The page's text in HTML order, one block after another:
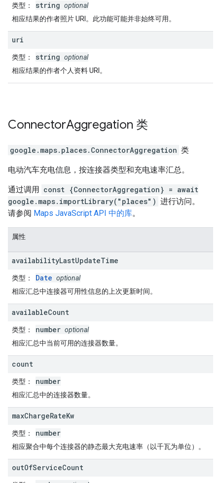
类型 ： string optional
相应结果的作者照片 URI。此功能可能并非始终可用。
uri
类型 ： string optional
相应结果的作者个人资料 URI。
ConnectorAggregation 类
google.maps.places. ConnectorAggregation 类
电动汽车充电信息，按连接器类型和充电速率汇总。
通过调用 const {ConnectorAggregation} = await
google.maps.importLibrary("places") 进行访问。
请参阅 Maps JavaScript API 中的库。
属性
availabilityLastUpdateTime
类型 ： Date optional
相应汇总中连接器可用性信息的上次更新时间。
availableCount
类型 ： number optional
相应汇总中当前可用的连接器数量。
count
类型 ： number
相应汇总中的连接器数量。
maxChargeRateKw
类型 ： number
相应聚合中每个连接器的静态最大充电速率（以千瓦为单位）。
outOfServiceCount